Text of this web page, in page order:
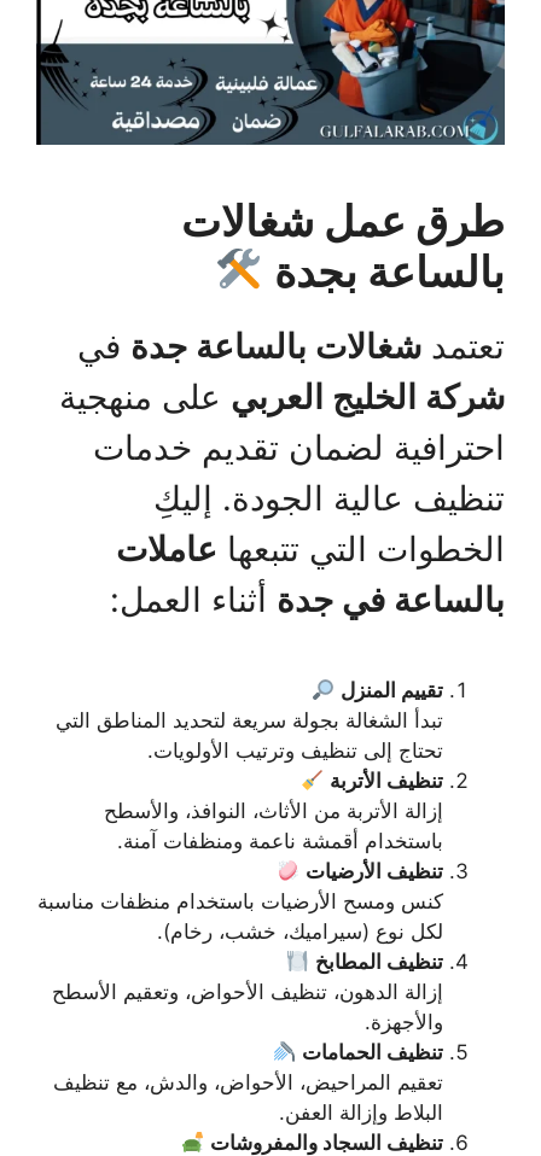
طرق عمل شغالات
بالساعة بجدة
تعتمد شغالات بالساعة جدة في
شركة الخليج العربي على منهجية
احترافية لضمان تقديم خدمات
تنظيف عالية الجودة. إليكِ
الخطوات التي تتبعها عاملات
بالساعة في جدة أثناء العمل:
تقييم المنزل
تبدأ الشغالة بجولة سريعة لتحديد المناطق التي
تحتاج إلى تنظيف وترتيب الأولويات.
تنظيف الأتربة
إزالة الأتربة من الأثاث، النوافذ، والأسطح
باستخدام أقمشة ناعمة ومنظفات آمنة.
تنظيف الأرضيات
كنس ومسح الأرضيات باستخدام منظفات مناسبة
لكل نوع (سيراميك، خشب، رخام).
تنظيف المطابخ
إزالة الدهون، تنظيف الأحواض، وتعقيم الأسطح
والأجهزة.
تنظيف الحمامات
تعقيم المراحيض، الأحواض، والدش، مع تنظيف
البلاط وإزالة العفن.
تنظيف السجاد والمفروشات